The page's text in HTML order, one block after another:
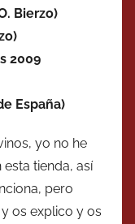
Bierzo)
2009
España)
yo no he
tienda, así
pero
os explico y os